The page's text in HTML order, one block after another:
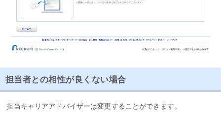
担当者との相性が良くない場合
担当キャリアアドバイザーは変更することができます。